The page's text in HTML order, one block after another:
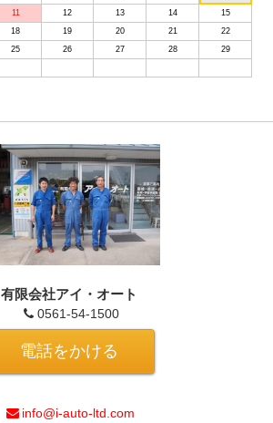
11 12 13 14
15
18 19 20 21
22
25 26 27 28
29
有限会社アイ・オート
0561-54-1500
電話をかける
info@i-auto-ltd.com